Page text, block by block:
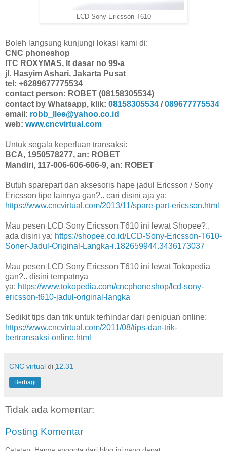
LCD Sony Ericsson T610
Boleh langsung kunjungi lokasi kami di:
CNC phoneshop
ITC ROXYMAS, lt dasar no 99-a
jl. Hasyim Ashari, Jakarta Pusat
tel: +6289677775534
contact person: ROBET (08158305534)
contact by Whatsapp, klik: 08158305534 /089677775534
email: robb_llee@yahoo.co.id
web: www.cncvirtual.com
Untuk segala keperluan transaksi:
BCA, 1950578277, an: ROBET
Mandiri, 117-006-606-606-9, an: ROBET
Butuh sparepart dan aksesoris hape jadul Ericsson / Sony
Ericsson tipe lainnya gan?.. cari disini aja ya:
https://www.cncvirtual.com/2013/11/spare-part-ericsson.html
Mau pesen LCD Sony Ericsson T610 ini lewat Shopee?..
ada disini ya: https://shopee.co.id/LCD-Sony-Ericsson-T610-
Soner-Jadul-Original-Langka-i.182659944.3436173037
Mau pesen LCD Sony Ericsson T610 ini lewat Tokopedia
gan?.. disini tempatnya
ya: https://www.tokopedia.com/cncphoneshop/lcd-sony-
ericsson-t610-jadul-original-langka
Sedikit tips dan trik untuk terhindar dari penipuan online:
https://www.cncvirtual.com/2011/08/tips-dan-trik-
bertransaksi-online.html
CNC virtual di 12.31
Berbagi
Tidak ada komentar:
Posting Komentar